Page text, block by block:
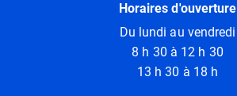
Horaires d'ouverture
Du lundi au vendredi
8 h 30 à 12 h 30
13 h 30 à 18 h